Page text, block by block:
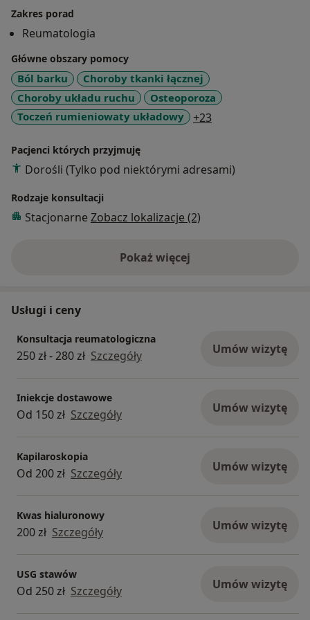
Zakres porad
Reumatologia
Główne obszary pomocy
Ból barku
Choroby tkanki łącznej
Choroby układu ruchu
Osteoporoza
Toczeń rumieniowaty układowy
+23
Pacjenci których przyjmuję
Dorośli (Tylko pod niektórymi adresami)
Rodzaje konsultacji
Stacjonarne Zobacz lokalizacje (2)
Pokaż więcejo doświadczeniu
Usługi i ceny
Konsultacja reumatologiczna
250 zł - 280 zł Szczegóły Umów wizytę
Iniekcje dostawowe
Od 150 zł Szczegóły Umów wizytę
Kapilaroskopia
Od 200 zł Szczegóły Umów wizytę
Kwas hialuronowy
200 zł Szczegóły Umów wizytę
USG stawów
Od 250 zł Szczegóły Umów wizytę